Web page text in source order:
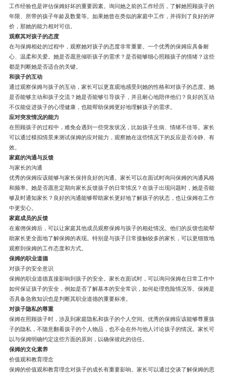
工作经验也是评估保姆好坏的重要因素。询问她之前的工作经历，了解她照顾孩子的
年限、所带的孩子年龄及数量等。如果她曾在类似的家庭中工作，并得到了良好的评
价，那她的能力相对可信。
观察其对孩子的态度
在与保姆相处的过程中，观察她对孩子的态度非常重要。一个优秀的保姆应具备耐
心、温柔和关爱。她是否愿意倾听孩子的需求？是否能够细心照顾孩子的情绪？这些
都是判断她是否适合的关键。
和孩子的互动
通过观察保姆与孩子的互动，家长可以更直观地感受到她的性格和对孩子的态度。她
是否能够主动和孩子交流？她是否能够引导孩子，并且耐心地陪伴他们？良好的互动
不仅能促进孩子的心理健康，也能帮助保姆更好地理解孩子的需求。
应对突发情况的能力
在照顾孩子的过程中，难免会遇到一些突发状况，比如孩子生病、情绪不佳等。家长
可以通过模拟情景来测试保姆的应对能力，观察她在这些情况下的反应是否冷静、有
效。
家庭的沟通与反馈
与家长的沟通
优秀的保姆应该能够与家长保持良好的沟通。家长可以在面试时询问保姆的沟通风格
和频率。她是否愿意定期向家长反馈孩子的日常情况？在孩子出现问题时，她是否能
够及时通知家长？良好的沟通能够帮助家长更好地了解孩子的状态，也让保姆在工作
中更安心。
家庭成员的反馈
在雇佣保姆后，可以让家庭其他成员观察保姆与孩子的相处情况。他们的反馈也能帮
助家长更全面地了解保姆的表现。特别是与孩子日常接触较多的家长，可以更细致地
观察到保姆的工作态度和方式。
保姆的职业道德
对孩子的安全意识
保姆的职业道德直接影响到孩子的安全。家长在面试时，可以询问保姆在日常工作中
如何保证孩子的安全，例如是否了解基本的安全常识，如何处理危险情况等。保姆是
否具备急救知识也是判断其职业道德的重要标准。
对孩子隐私的尊重
保姆在照顾孩子时，涉及到家庭隐私和孩子的个人空间。优秀的保姆应该能够尊重孩
子的隐私，不随意翻看孩子的个人物品，也不会在外与他人讨论孩子的情况。家长可
以与保姆明确约定这些方面的原则，以确保彼此的信任。
保姆的文化素养
价值观和教育理念
保姆的价值观和教育理念对孩子的成长有重要影响。家长可以通过交谈了解保姆的思